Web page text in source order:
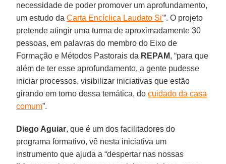
necessidade de poder promover um aprofundamento,
um estudo daCarta Encíclica Laudato Si'”. O projeto
pretende atingir uma turma de aproximadamente 30
pessoas, em palavras do membro do Eixo de
Formação e Métodos Pastorais da REPAM, “para que
além de ter esse aprofundamento, a gente pudesse
iniciar processos, visibilizar iniciativas que estão
girando em torno dessa temática, docuidado da casa
comum”.
Diego Aguiar, que é um dos facilitadores do
programa formativo, vê nesta iniciativa um
instrumento que ajuda a “despertar nas nossas